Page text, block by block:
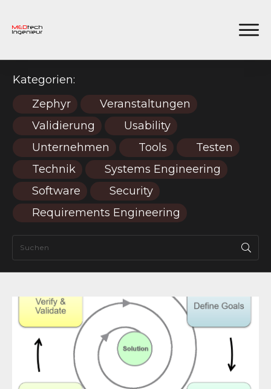
Kategorien:
Zephyr
Veranstaltungen
Validierung
Usability
Unternehmen
Tools
Testen
Technik
Systems Engineering
Software
Security
Requirements Engineering